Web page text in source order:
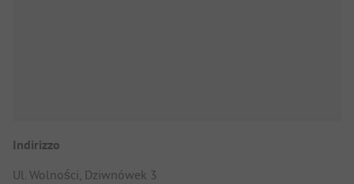
Indirizzo
Ul. Wolności, Dziwnówek 3